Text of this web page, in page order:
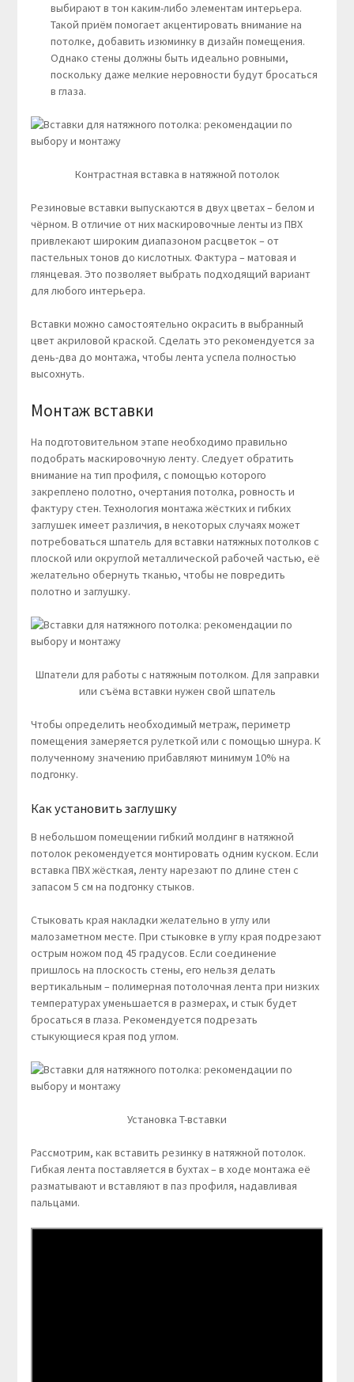
выбирают в тон каким-либо элементам интерьера.
Такой приём помогает акцентировать внимание на
потолке, добавить изюминку в дизайн помещения.
Однако стены должны быть идеально ровными,
поскольку даже мелкие неровности будут бросаться
в глаза.
Контрастная вставка в натяжной потолок
Резиновые вставки выпускаются в двух цветах – белом и
чёрном. В отличие от них маскировочные ленты из ПВХ
привлекают широким диапазоном расцветок – от
пастельных тонов до кислотных. Фактура – матовая и
глянцевая. Это позволяет выбрать подходящий вариант
для любого интерьера.
Вставки можно самостоятельно окрасить в выбранный
цвет акриловой краской. Сделать это рекомендуется за
день-два до монтажа, чтобы лента успела полностью
высохнуть.
Монтаж вставки
На подготовительном этапе необходимо правильно
подобрать маскировочную ленту. Следует обратить
внимание на тип профиля, с помощью которого
закреплено полотно, очертания потолка, ровность и
фактуру стен. Технология монтажа жёстких и гибких
заглушек имеет различия, в некоторых случаях может
потребоваться шпатель для вставки натяжных потолков с
плоской или округлой металлической рабочей частью, её
желательно обернуть тканью, чтобы не повредить
полотно и заглушку.
Шпатели для работы с натяжным потолком. Для заправки
или съёма вставки нужен свой шпатель
Чтобы определить необходимый метраж, периметр
помещения замеряется рулеткой или с помощью шнура. К
полученному значению прибавляют минимум 10% на
подгонку.
Как установить заглушку
В небольшом помещении гибкий молдинг в натяжной
потолок рекомендуется монтировать одним куском. Если
вставка ПВХ жёсткая, ленту нарезают по длине стен с
запасом 5 см на подгонку стыков.
Стыковать края накладки желательно в углу или
малозаметном месте. При стыковке в углу края подрезают
острым ножом под 45 градусов. Если соединение
пришлось на плоскость стены, его нельзя делать
вертикальным – полимерная потолочная лента при низких
температурах уменьшается в размерах, и стык будет
бросаться в глаза. Рекомендуется подрезать
стыкующиеся края под углом.
Установка T-вставки
Рассмотрим, как вставить резинку в натяжной потолок.
Гибкая лента поставляется в бухтах – в ходе монтажа её
разматывают и вставляют в паз профиля, надавливая
пальцами.